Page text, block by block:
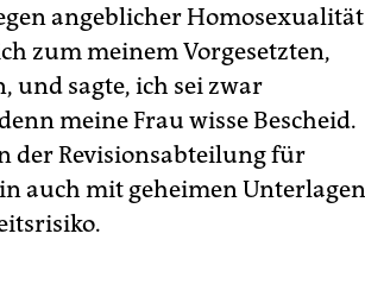
angeblicher Homosexualität
zum meinem Vorgesetzten,
und sagte, ich sei zwar
meine Frau wisse Bescheid.
der Revisionsabteilung für
auch mit geheimen Unterlagen